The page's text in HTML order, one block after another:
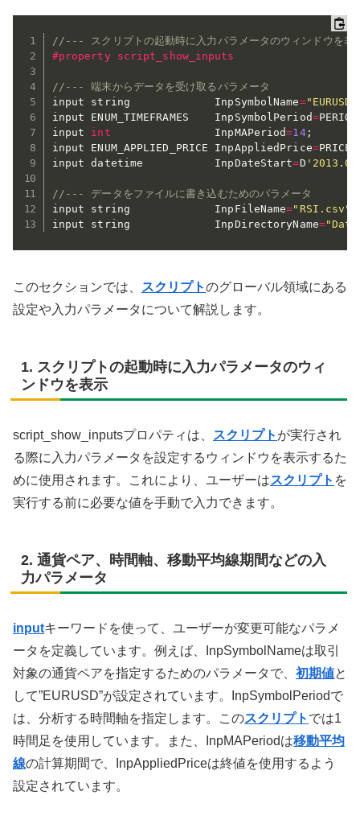
//--- スクリプトの起動時に入力パラメータのウィンドウを表
#property script_show_inputs
//--- 端末からデータを受け取るパラメータ
input string             InpSymbolName="EURUSD"
input ENUM_TIMEFRAMES    InpSymbolPeriod=
input int
                InpMAPeriod
=14;
input ENUM_APPLIED_PRICE InpAppliedPrice=
input datetime           InpDateStart=D
//--- データをファイルに書き込むためのパラメータ
input string             InpFileName="RSI.csv"
input string             InpDirectoryName=
このセクションでは、 スクリプトのグローバル領域にある
設定や入力パラメータについて解説します。
1. スクリプトの起動時に入力パラメータのウィ
ンドウを表示
script_show_inputsプロパティは、 スクリプト が実行され
る際に入力パラメータを設定するウィンドウを表示するた
めに使用されます。これにより、ユーザーはスクリプト を
実行する前に必要な値を手動で入力できます。
2. 通貨ペア、時間軸、移動平均線期間などの入
力パラメータ
inputキーワードを使って、ユーザーが変更可能なパラメ
ータを定義しています。例えば、InpSymbolNameは取引
対象の通貨ペアを指定するためのパラメータで、 初期値と
して”EURUSD”が設定されています。InpSymbolPeriodで
は、分析する時間軸を指定します。このスクリプト では1
時間足を使用しています。また、InpMAPeriodは移動平均
線の計算期間で、InpAppliedPriceは終値を使用するよう
設定されています。